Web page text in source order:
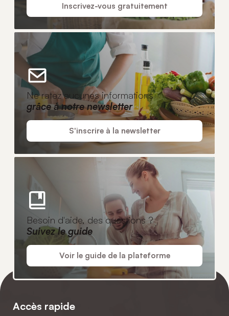
Inscrivez-vous gratuitement
Ne ratez aucunes informations
grâce à notre newsletter
S'inscrire à la newsletter
Besoin d'aide, des questions ?
Suivez le guide
Voir le guide de la plateforme
Accès rapide